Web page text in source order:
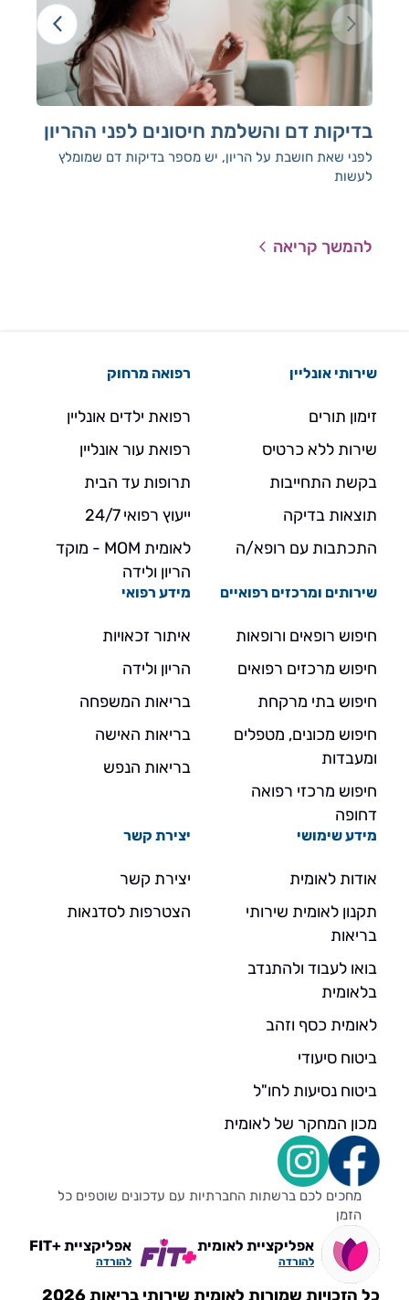
בדיקות דם והשלמת חיסונים לפני ההריון
לפני שאת חושבת על הריון, יש מספר בדיקות דם שמומלץ
לעשות
להמשך קריאה
שירותי אונליין
זימון תורים
שירות ללא כרטיס
בקשת התחייבות
תוצאות בדיקה
התכתבות עם רופא/ה
רפואה מרחוק
רפואת ילדים אונליין
רפואת עור אונליין
תרופות עד הבית
ייעוץ רפואי 24/7
לאומית MOM - מוקד
הריון ולידה
שירותים ומרכזים רפואיים
חיפוש רופאים ורופאות
חיפוש מרכזים רפואים
חיפוש בתי מרקחת
חיפוש מכונים, מטפלים
ומעבדות
חיפוש מרכזי רפואה
דחופה
מידע רפואי
איתור זכאויות
הריון ולידה
בריאות המשפחה
בריאות האישה
בריאות הנפש
מידע שימושי
אודות לאומית
תקנון לאומית שירותי
בריאות
בואו לעבוד ולהתנדב
בלאומית
לאומית כסף וזהב
ביטוח סיעודי
ביטוח נסיעות לחו"ל
מכון המחקר של לאומית
יצירת קשר
יצירת קשר
הצטרפות לסדנאות
מחכים לכם ברשתות החברתיות עם עדכונים שוטפים כל
הזמן
אפליקציית לאומית
להורדה
אפליקציית +FIT
להורדה
כל הזכויות שמורות לאומית שירותי בריאות 2026